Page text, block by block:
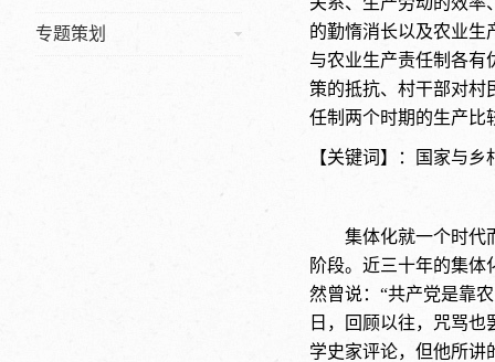
专题策划
的勤惰消长以及农业生
与农业生产责任制各有
策的抵抗、村干部对村
任制两个时期的生产比
【关键词】：国家与乡
集体化就一个时代
阶段。近三十年的集
然曾说： “共产党是靠
日，回顾以往，咒骂
学史家评论，但他所讲